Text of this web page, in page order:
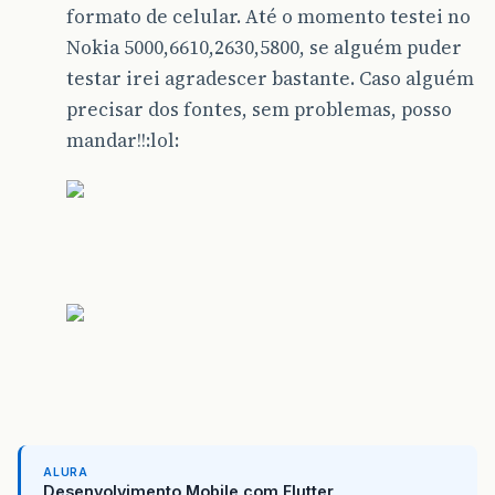
formato de celular. Até o momento testei no
Nokia 5000,6610,2630,5800, se alguém puder
testar irei agradescer bastante. Caso alguém
precisar dos fontes, sem problemas, posso
mandar!!:lol:
ALURA